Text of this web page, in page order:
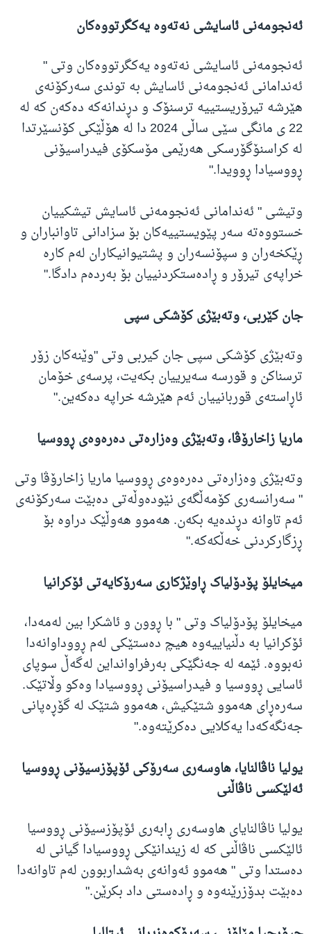
ئەنجومەنی ئاسایشی نەتەوە یەکگرتووەکان
ئەنجومەنی ئاسایشی نەتەوە یەکگرتووەکان وتی "
ئەندامانی ئەنجومەنی ئاسایش بە توندی سەرکۆنەی
هێرشە تیرۆریستییە ترسنۆک و دڕندانەکە دەکەن کە لە
22 ی مانگی سێی ساڵی 2024 دا لە هۆڵێکی کۆنسێرتدا
لە کراسنۆگۆرسکی هەرێمی مۆسکۆی فیدراسیۆنی
ڕووسیادا ڕوویدا."
وتیشی " ئەندامانی ئەنجومەنی ئاسایش تیشکییان
خستووەتە سەر پێویستییەکان بۆ سزادانی تاوانباران و
ڕێکخەران و سپۆنسەران و پشتیوانیکاران لەم کارە
خراپەی تیرۆر و ڕادەستکردنییان بۆ بەردەم دادگا."
جان کێربی، وتەبێژی کۆشکی سپی
وتەبێژی کۆشکی سپی جان کیربی وتی "وێنەکان زۆر
ترسناکن و قورسە سەیرییان بکەیت، پرسەی خۆمان
ئاڕاستەی قوربانییان ئەم هێرشە خراپە دەکەین."
ماریا زاخارۆڤا، وتەبێژی وەزارەتی دەرەوەی ڕووسیا
وتەبێژی وەزارەتی دەرەوەی ڕووسیا ماریا زاخارۆڤا وتی
" سەرانسەری کۆمەڵگەی نێودەوڵەتی دەبێت سەرکۆنەی
ئەم تاوانە دڕندەیە بکەن. هەموو هەوڵێک دراوە بۆ
ڕزگارکردنی خەڵکەکە."
میخایلۆ پۆدۆلیاک ڕاوێژکاری سەرۆکایەتی ئۆکرانیا
میخایلۆ پۆدۆلیاک وتی " با ڕوون و ئاشکرا بین لەمەدا،
ئۆکرانیا بە دڵنیاییەوە هیچ دەستێکی لەم ڕووداوانەدا
نەبووە. ئێمە لە جەنگێکی بەرفراوانداین لەگەڵ سوپای
ئاسایی ڕووسیا و فیدراسیۆنی ڕووسیادا وەکو وڵاتێک.
سەرەڕای هەموو شتێکیش، هەموو شتێک لە گۆڕەپانی
جەنگەکەدا یەکلایی دەکرێتەوە."
یولیا ناڤالنایا، هاوسەری سەرۆکی ئۆپۆزسیۆنی ڕووسیا
ئەلێکسی ناڤاڵنی
یولیا ناڤالنایای هاوسەری ڕابەری ئۆپۆزسیۆنی ڕووسیا
ئالێکسی ناڤاڵنی کە لە زیندانێکی ڕووسیادا گیانی لە
دەستدا وتی " هەموو ئەوانەی بەشداربوون لەم تاوانەدا
دەبێت بدۆزرێنەوە و ڕادەستی داد بکرێن."